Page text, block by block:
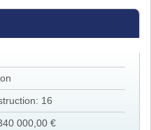
16
000,00 €